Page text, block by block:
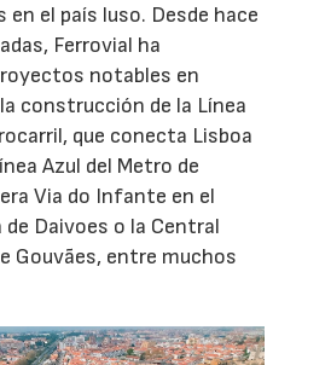
el país luso. Desde hace
Ferrovial ha
notables en
construcción de la Línea
que conecta Lisboa
Azul del Metro de
Via do Infante en el
de Daivoes o la Central
Gouvães, entre muchos